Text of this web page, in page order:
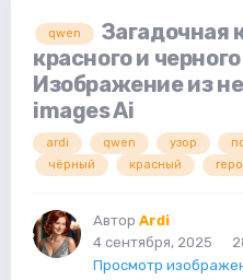
qwen
Загадочная
красного и
Изображение из
images Ai
ardi qwen узор
чёрный
красный
Автор Ardi
4 сентября, 2025
Просмотр